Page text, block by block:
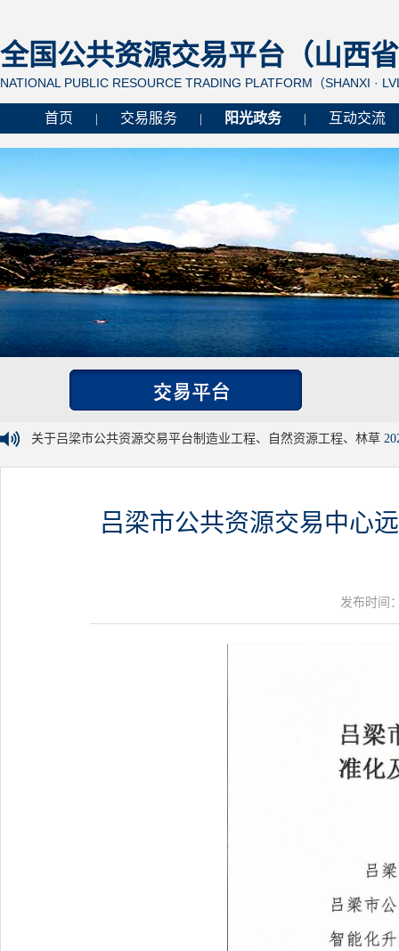
全国公共资源交易平台（山西
NATIONAL PUBLIC RESOURCE TRADING PLATFORM（SHANXI ·
首页 交易服务 阳光政务 互动交流
关于吕梁市公共资源交易平台制造业工程、自然资源工程、林草
吕梁市公共资源交易中心
发布时间